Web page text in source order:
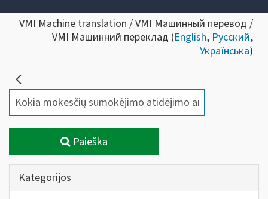
VMI Machine translation / VMI Машинный перевод /
VMI Машинний переклад (English, Русский,
Українська)
Paieška
Kategorijos